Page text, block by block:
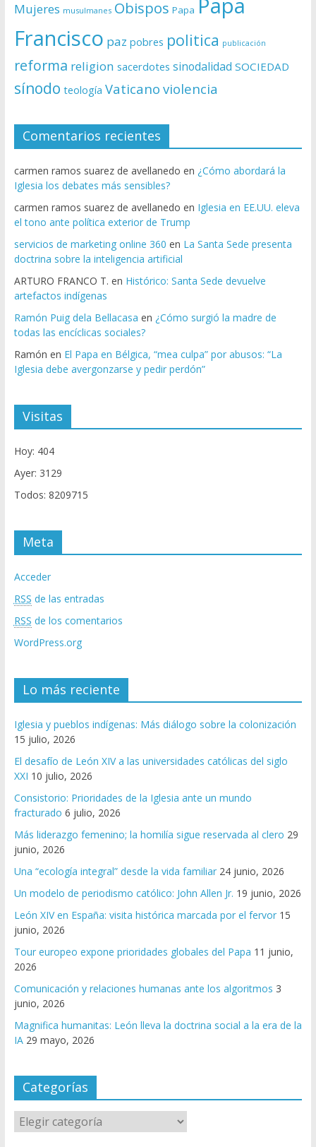
Mujeres musulmanes Obispos Papa
Francisco paz pobres politica publicación
reforma religion sacerdotes sinodalidad SOCIEDAD
sínodo teología Vaticano violencia
Comentarios recientes
carmen ramos suarez de avellanedo en ¿Cómo abordará la
Iglesia los debates más sensibles?
carmen ramos suarez de avellanedo en Iglesia en EE.UU. eleva
el tono ante política exterior de Trump
servicios de marketing online 360 en La Santa Sede presenta
doctrina sobre la inteligencia artificial
ARTURO FRANCO T. en Histórico: Santa Sede devuelve
artefactos indígenas
Ramón Puig dela Bellacasa en ¿Cómo surgió la madre de
todas las encíclicas sociales?
Ramón en El Papa en Bélgica, “mea culpa” por abusos: “La
Iglesia debe avergonzarse y pedir perdón”
Visitas
Hoy: 404
Ayer: 3129
Todos: 8209715
Meta
Acceder
RSS de las entradas
RSS de los comentarios
WordPress.org
Lo más reciente
Iglesia y pueblos indígenas: Más diálogo sobre la colonización
15 julio, 2026
El desafío de León XIV a las universidades católicas del siglo
XXI 10 julio, 2026
Consistorio: Prioridades de la Iglesia ante un mundo
fracturado 6 julio, 2026
Más liderazgo femenino; la homilía sigue reservada al clero 29
junio, 2026
Una “ecología integral” desde la vida familiar 24 junio, 2026
Un modelo de periodismo católico: John Allen Jr. 19 junio, 2026
León XIV en España: visita histórica marcada por el fervor 15
junio, 2026
Tour europeo expone prioridades globales del Papa 11 junio,
2026
Comunicación y relaciones humanas ante los algoritmos 3
junio, 2026
Magnifica humanitas: León lleva la doctrina social a la era de la
IA 29 mayo, 2026
Categorías